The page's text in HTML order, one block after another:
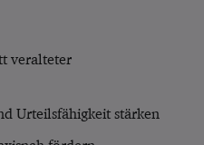
veralteter
Urteilsfähigkeit stärken